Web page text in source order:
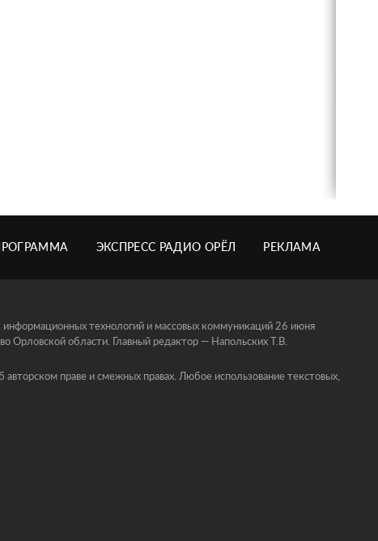
ЭКСПРЕСС РАДИО ОРЁЛ РЕКЛАМА
технологий и массовых коммуникаций 26 июня
области. Главный редактор — Напольских Т.В.
праве и смежных правах. Любое использование текстовых,